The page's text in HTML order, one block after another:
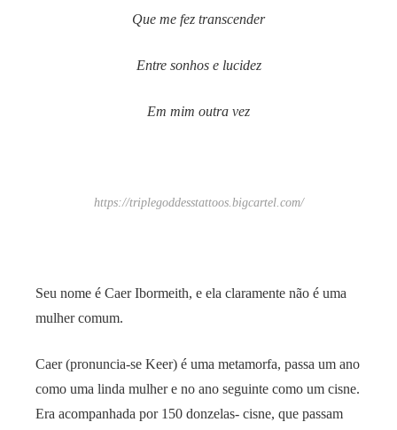
Que me fez transcender
Entre sonhos e lucidez
Em mim outra vez
https://triplegoddesstattoos.bigcartel.com/
Seu nome é Caer Ibormeith, e ela claramente não é uma
mulher comum.
Caer (pronuncia-se Keer) é uma metamorfa, passa um ano
como uma linda mulher e no ano seguinte como um cisne.
Era acompanhada por 150 donzelas- cisne, que passam